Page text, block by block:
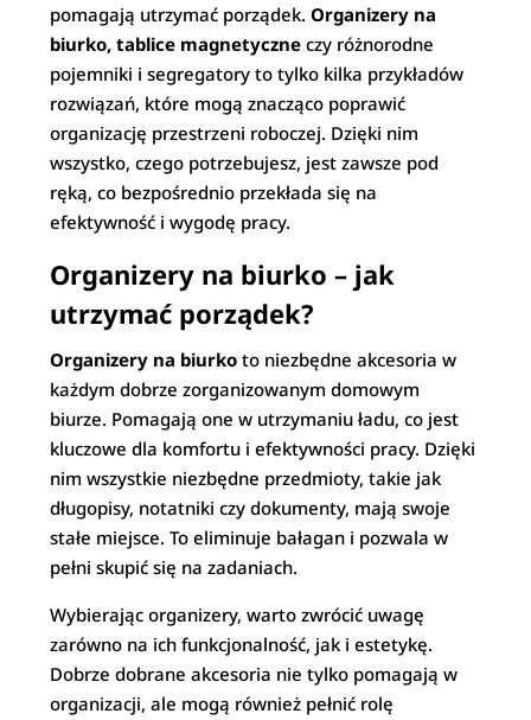
pomagają utrzymać porządek.Organizery na
biurko, tablice magnetyczne czy różnorodne
pojemniki i segregatory to tylko kilka przykładów
rozwiązań, które mogą znacząco poprawić
organizację przestrzeni roboczej. Dzięki nim
wszystko, czego potrzebujesz, jest zawsze pod
ręką, co bezpośrednio przekłada się na
efektywność i wygodę pracy.
Organizery na biurko – jak
utrzymać porządek?
Organizery na biurko to niezbędne akcesoria w
każdym dobrze zorganizowanym domowym
biurze. Pomagają one w utrzymaniu ładu, co jest
kluczowe dla komfortu i efektywności pracy. Dzięki
nim wszystkie niezbędne przedmioty, takie jak
długopisy, notatniki czy dokumenty, mają swoje
stałe miejsce. To eliminuje bałagan i pozwala w
pełni skupić się na zadaniach.
Wybierając organizery, warto zwrócić uwagę
zarówno na ich funkcjonalność, jak i estetykę.
Dobrze dobrane akcesoria nie tylko pomagają w
organizacji, ale mogą również pełnić rolę